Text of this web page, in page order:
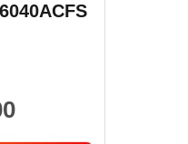
6040ACFS